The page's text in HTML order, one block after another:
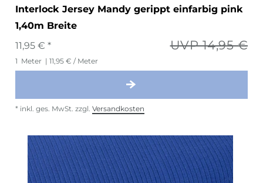
Interlock Jersey Mandy gerippt einfarbig pink
1,40m Breite
UVP 14,95 €
11,95 € *
1 Meter | 11,95 € / Meter
* inkl. ges. MwSt. zzgl. Versandkosten